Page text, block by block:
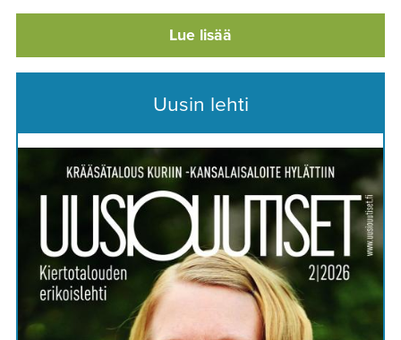
Lue lisää
Uusin lehti